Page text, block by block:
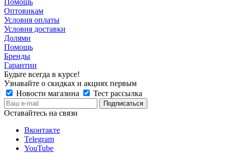
Оптовикам
Условия оплаты
Условия доставки
Долями
Помощь
Бренды
Гарантии
Будьте всегда в курсе!
Узнавайте о скидках и акциях первым
Новости магазина
Тест рассылка
Оставайтесь на связи
Вконтакте
Telegram
YouTube